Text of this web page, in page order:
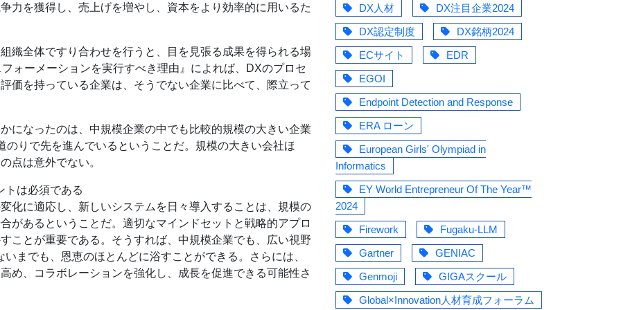
力を獲得し、売上げを増やし、資本をより効率的に用いるた
織全体ですり合わせを行うと、目を見張る成果を得られる場
ォーメーションを実行すべき理由』によれば、DXのプロセ
価を持っている企業は、そうでない企業に比べて、際立って
になったのは、中規模企業の中でも比較的規模の大きい企業
りで先を進んでいるということだ。規模の大きい会社ほ
点は意外でない。
トは必須である
化に適応し、新しいシステムを日々導入することは、規模の
があるということだ。適切なマインドセットと戦略的アプロ
ことが重要である。そうすれば、中規模企業でも、広い視野
までも、恩恵のほとんどに浴すことができる。さらには、
め、コラボレーションを強化し、成長を促進できる可能性さ
DX人材
DX注目企業2024
DX認定制度
DX銘柄2024
ECサイト
EDR
EGOI
Endpoint Detection and Response
ERA ローン
European Girls' Olympiad in
Informatics
EY World Entrepreneur Of The Year™
2024
Firework
Fugaku-LLM
Gartner
GENIAC
Genmoji
GIGAスクール
Global×Innovation人材育成フォーラム